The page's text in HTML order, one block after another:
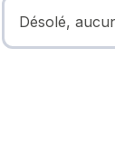
Désolé,